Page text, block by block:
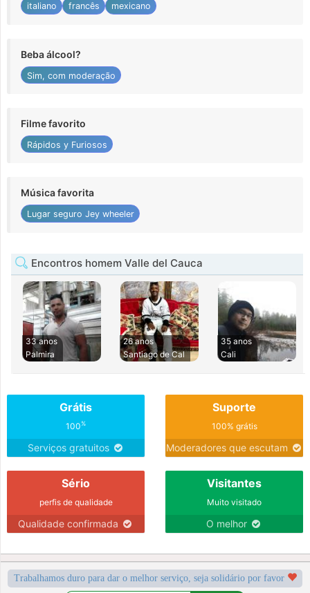
italiano francês mexicano
Beba álcool?
Sim, com moderação
Filme favorito
Rápidos y Furiosos
Música favorita
Lugar seguro Jey wheeler
Encontros homem Valle del Cauca
33 anos
Palmira
26 anos
Santiago de Cal
35 anos
Cali
Grátis
100%
Serviços gratuitos
Suporte
100% grátis
Moderadores que escutam
Sério
perfis de qualidade
Qualidade confirmada
Visitantes
Muito visitado
O melhor
Trabalhamos duro para dar o melhor serviço, seja solidário por favor